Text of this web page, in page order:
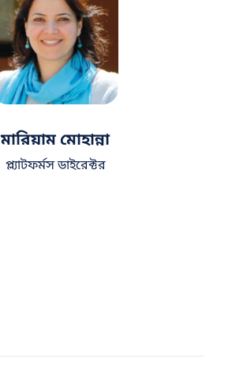
মারিয়াম মোহান্না
প্ল্যাটফর্মস ডাইরেক্টর